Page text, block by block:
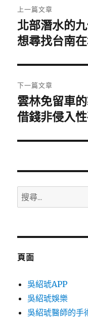
章
導
覽
上一篇文章
上
一
文
章:
北部潛水的
想尋找台南
下一篇文章
下
一
文
雲林免留車
借錢非侵入
搜
尋
鍵
頁面
吳紹琥APP
吳紹琥娛樂
吳紹琥醫師的手